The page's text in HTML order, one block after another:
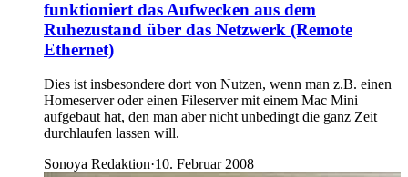
funktioniert das Aufwecken aus dem
Ruhezustand über das Netzwerk (Remote
Ethernet)
Dies ist insbesondere dort von Nutzen, wenn man z.B. einen
Homeserver oder einen Fileserver mit einem Mac Mini
aufgebaut hat, den man aber nicht unbedingt die ganz Zeit
durchlaufen lassen will.
Sonoya Redaktion·10. Februar 2008